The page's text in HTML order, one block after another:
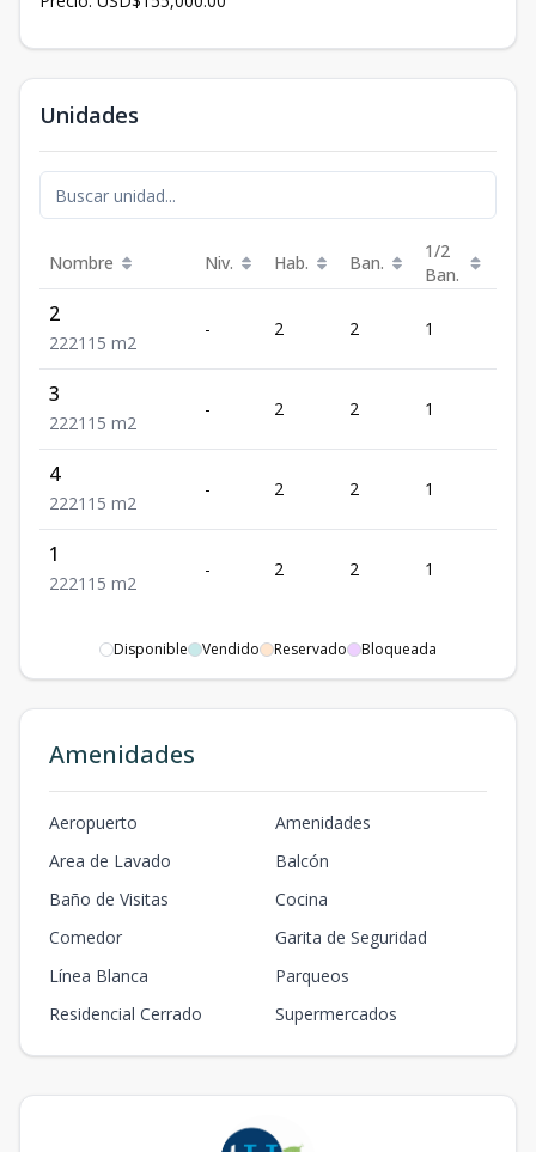
Unidades
Nombre Niv. Hab. Ban.
1/2
Ban.
2
222115 m2
- 2 2 1
3
222115 m2
- 2 2 1
4
222115 m2
- 2 2 1
1
222115 m2
- 2 2 1
Disponible Vendido Reservado Bloqueada
Amenidades
Aeropuerto
Amenidades
Area de Lavado
Balcón
Baño de Visitas
Cocina
Comedor
Garita de Seguridad
Línea Blanca
Parqueos
Residencial Cerrado
Supermercados